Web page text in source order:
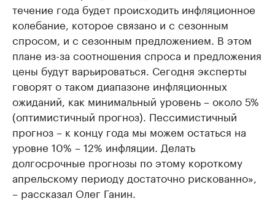
течение года будет происходить инфляционное
колебание, которое связано и с сезонным
спросом, и с сезонным предложением. В этом
плане из-за соотношения спроса и предложения
цены будут варьироваться. Сегодня эксперты
говорят о таком диапазоне инфляционных
ожиданий, как минимальный уровень – около 5%
(оптимистичный прогноз). Пессимистичный
прогноз – к концу года мы можем остаться на
уровне 10% – 12% инфляции. Делать
долгосрочные прогнозы по этому короткому
апрельскому периоду достаточно рискованно»,
– рассказал Олег Ганин.